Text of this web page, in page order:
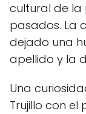
cultural de la
pasados. La
dejado una
apellido y la
Una
Trujillo con el